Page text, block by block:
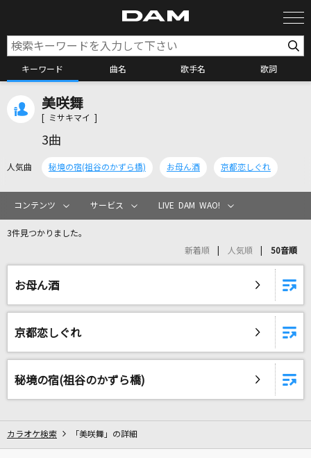
キーワード 曲名 歌手名 歌詞
カラオケリクエスト
[生音]アイのシナリオ
CHiCO with HoneyWorks
tuki.
Milky Starry Charm
[Ra*bits]仁兎なずな(CV.米内佑希)、天満光(CV.小林大紀)、真白友也(CV.
比留間俊哉)、紫之創(CV.高坂知也)
美咲舞
[ ミサキマイ ]
3曲
人気曲 秘境の宿(祖谷のかずら橋) お母ん酒 京都恋しぐれ
コンテンツ サービス LIVE DAM WAO!
3件見つかりました。
新着順 人気順 50音順
お母ん酒
京都恋しぐれ
秘境の宿(祖谷のかずら橋)
カラオケ検索 「美咲舞」の詳細